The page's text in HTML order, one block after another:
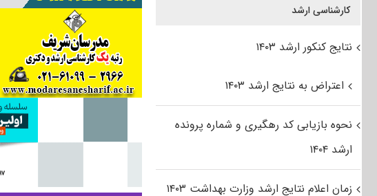
کارشناسی ارشد
نتایج کنکور ارشد ۱۴۰۳
اعتراض به نتایج ارشد ۱۴۰۳
نحوه بازیابی کد رهگیری و شماره پرونده
ارشد ۱۴۰۴
زمان اعلام نتایج ارشد وزارت بهداشت ۱۴۰۳